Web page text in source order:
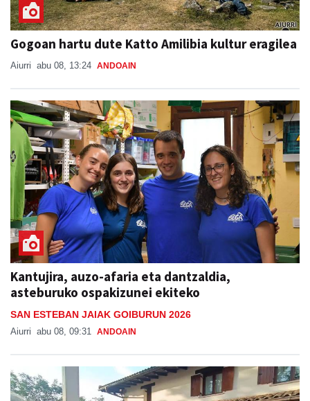
Gogoan hartu dute Katto Amilibia kultur eragilea
Aiurri abu 08, 13:24 ANDOAIN
Kantujira, auzo-afaria eta dantzaldia,
asteburuko ospakizunei ekiteko
SAN ESTEBAN JAIAK GOIBURUN 2026
Aiurri abu 08, 09:31 ANDOAIN